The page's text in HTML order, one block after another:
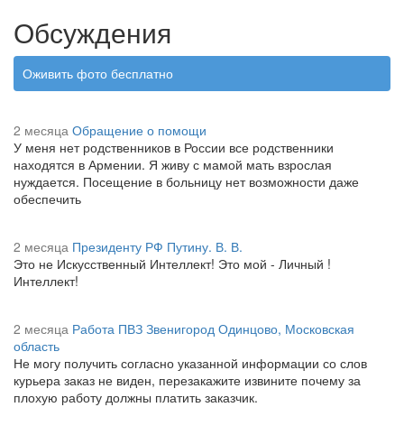
Обсуждения
Оживить фото бесплатно
2 месяца Обращение о помощи
У меня нет родственников в России все родственники
находятся в Армении. Я живу с мамой мать взрослая
нуждается. Посещение в больницу нет возможности даже
обеспечить
2 месяца Президенту РФ Путину. В. В.
Это не Искусственный Интеллект! Это мой - Личный !
Интеллект!
2 месяца Работа ПВЗ Звенигород Одинцово, Московская
область
Не могу получить согласно указанной информации со слов
курьера заказ не виден, перезакажите извините почему за
плохую работу должны платить заказчик.